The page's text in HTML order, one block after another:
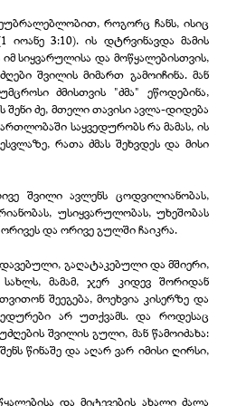
როგორც ჩანს, ისიც
იოანე 3:10). ის დტრვინავდა მამის
სიყვარულისა და მოწყალებისთვის,
შვილის მიმართ გამოიჩინა. მან
ძმისთვის "ძმა" ეწოდებინა,
შენი ძე, მთელი თავისი ავლა-დიდება
საყვედურობს რა მამას, ის
რათა ძმას შეხვდეს და მისი
შვილი ავლენს ცოდვილიანობას,
უსიყვარულობას, უხეშობას
და ორივე გულში ჩაიკრა.
გაღატაკებული და მშიერი,
მამამ, ჯერ კიდევ შორიდან
შეეგება, მოეხვია კისერზე და
არ უთქვამს. და როდესაც
შვილის გული, მან წამოიძახა:
წინაშე და აღარ ვარ იმისი ღირსი,
და მიტევების ახალი ძალა